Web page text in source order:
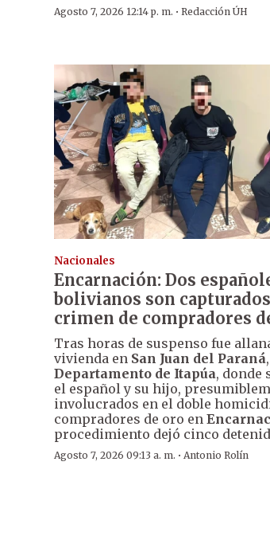
Agosto 7, 2026 12:14 p. m. · Redacción ÚH
Nacionales
Encarnación: Dos
bolivianos son
crimen de compradores
Tras horas de suspenso fue
vivienda en San Juan del Paraná
Departamento de Itapúa, donde
el español y su hijo,
involucrados en el doble
compradores de oro en
procedimiento dejó cinco
Agosto 7, 2026 09:13 a. m. · Antonio Rolín